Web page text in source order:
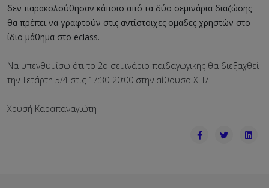
δεν παρακολούθησαν κάποιο από τα δύο σεμινάρια διαζώσης
θα πρέπει να γραφτούν στις αντίστοιχες ομάδες χρηστών στο
ίδιο μάθημα στο eclass.
Να υπενθυμίσω ότι το 2ο σεμινάριο παιδαγωγικής θα διεξαχθεί
την Τετάρτη 5/4 στις 17:30-20:00 στην αίθουσα ΧΗ7.
Χρυσή Καραπαναγιώτη